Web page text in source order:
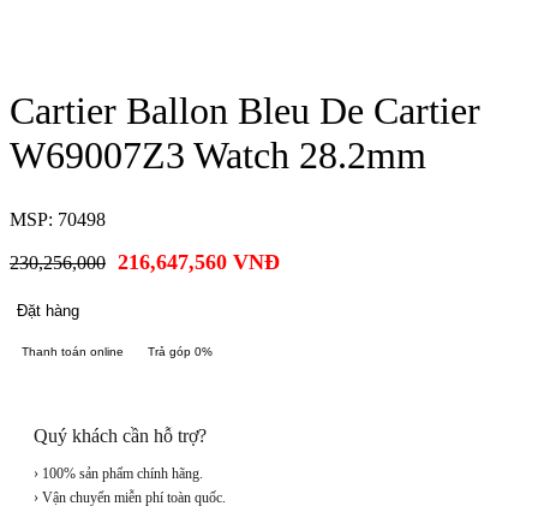
Cartier Ballon Bleu De Cartier
W69007Z3 Watch 28.2mm
MSP: 70498
230,256,000 216,647,560 VNĐ
Đặt hàng
Thanh toán online Trả góp 0%
Quý khách cần hỗ trợ?
› 100% sản phẩm chính hãng.
› Vận chuyển miễn phí toàn quốc.